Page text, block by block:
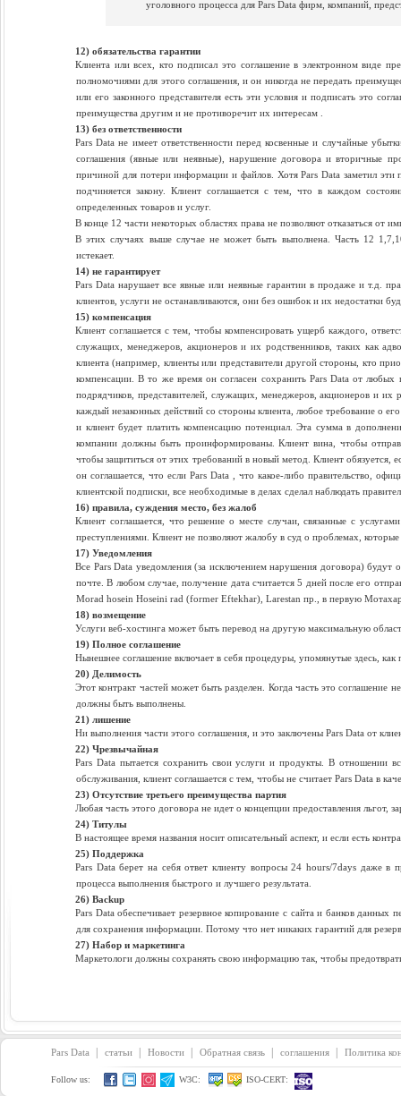
уголовного процесса для Pars Data фирм, компаний,
12) обязательства гарантии
Клиента или всех, кто подписал это соглашение в электронном виде
полномочиями для этого соглашения, и он никогда не передать
или его законного представителя есть эти условия и подписать это
преимущества другим и не противоречит их интересам .
13) без ответственности
Pars Data не имеет ответственности перед косвенные и случайные
соглашения (явные или неявные), нарушение договора и вторичные
причиной для потери информации и файлов. Хотя Pars Data заметил эти
подчиняется закону. Клиент соглашается с тем, что в каждом
определенных товаров и услуг.
В конце 12 части некоторых областях права не позволяют отказаться от
В этих случаях выше случае не может быть выполнена. Часть 12
истекает.
14) не гарантирует
Pars Data нарушает все явные или неявные гарантии в продаже и т.д.
клиентов, услуги не останавливаются, они без ошибок и их недостатки
15) компенсация
Клиент соглашается с тем, чтобы компенсировать ущерб каждого,
служащих, менеджеров, акционеров и их родственников, таких как
клиента (например, клиенты или представители другой стороны, кто
компенсации. В то же время он согласен сохранить Pars Data от любых
подрядчиков, представителей, служащих, менеджеров, акционеров и их
каждый незаконных действий со стороны клиента, любое требование о
и клиент будет платить компенсацию потенциал. Эта сумма в
компании должны быть проинформированы. Клиент вина, чтобы
чтобы защититься от этих требований в новый метод. Клиент обязуется,
он соглашается, что если Pars Data , что какое-либо правительство,
клиентской подписки, все необходимые в делах сделал наблюдать
16) правила, суждения место, без жалоб
Клиент соглашается, что решение о месте случаи, связанные с
преступлениями. Клиент не позволяют жалобу в суд о проблемах,
17) Уведомления
Все Pars Data уведомления (за исключением нарушения договора) будут
почте. В любом случае, получение дата считается 5 дней после его
Morad hosein Hoseini rad (former Eftekhar), Larestan пр., в первую
18) возмещение
Услуги веб-хостинга может быть перевод на другую максимальную
19) Полное соглашение
Нынешнее соглашение включает в себя процедуры, упомянутые здесь,
20) Делимость
Этот контракт частей может быть разделен. Когда часть это соглашение
должны быть выполнены.
21) лишение
Ни выполнения части этого соглашения, и это заключены Pars Data от
22) Чрезвычайная
Pars Data пытается сохранить свои услуги и продукты. В отношении
обслуживания, клиент соглашается с тем, чтобы не считает Pars Data в
23) Отсутствие третьего преимущества партия
Любая часть этого договора не идет о концепции предоставления льгот,
24) Титулы
В настоящее время названия носит описательный аспект, и если есть
25) Поддержка
Pars Data берет на себя ответ клиенту вопросы 24 hours/7days даже
процесса выполнения быстрого и лучшего результата.
26) Backup
Pars Data обеспечивает резервное копирование с сайта и банков
для сохранения информации. Потому что нет никаких гарантий для
27) Набор и маркетинга
Маркетологи должны сохранять свою информацию так, чтобы
Pars Data статьи Новости Обратная связь соглашения Политика
Follow us: W3C: ISO-CERT: